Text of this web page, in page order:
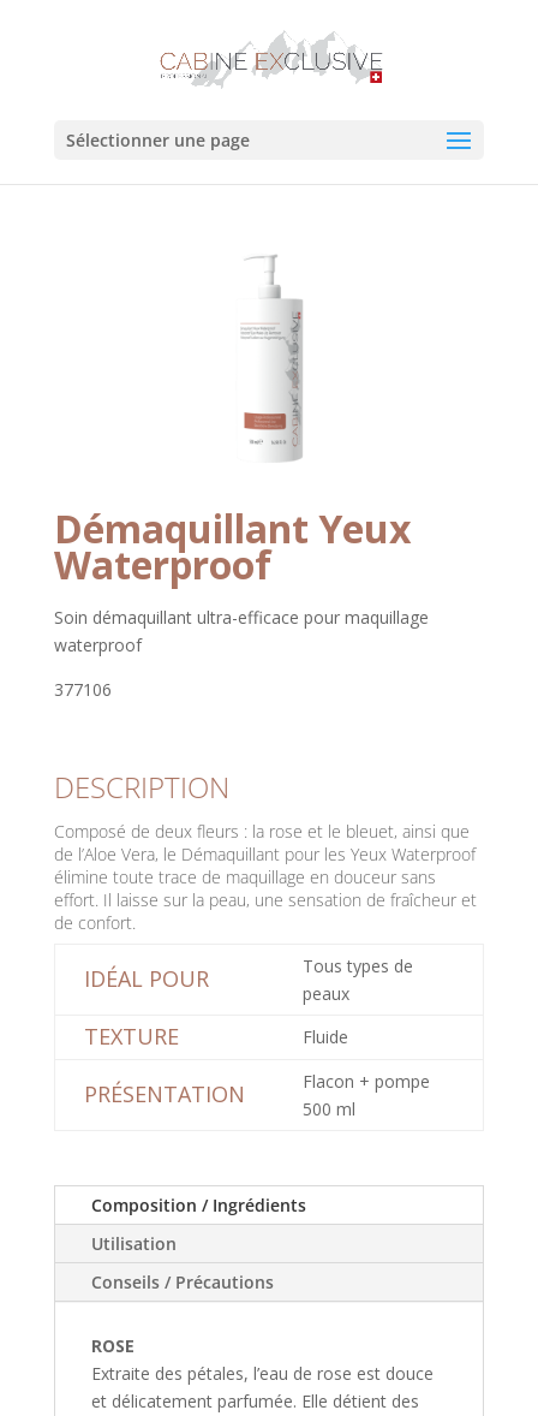
Sélectionner une page
Démaquillant Yeux
Waterproof
Soin démaquillant ultra-efficace pour maquillage
waterproof
377106
DESCRIPTION
Composé de deux fleurs : la rose et le bleuet, ainsi que
de l’Aloe Vera, le Démaquillant pour les Yeux Waterproof
élimine toute trace de maquillage en douceur sans
effort. Il laisse sur la peau, une sensation de fraîcheur et
de confort.
IDÉAL POUR
Tous types de
peaux
TEXTURE Fluide
PRÉSENTATION
Flacon + pompe
500 ml
Composition / Ingrédients
Utilisation
Conseils / Précautions
ROSE
Extraite des pétales, l’eau de rose est douce
et délicatement parfumée. Elle détient des